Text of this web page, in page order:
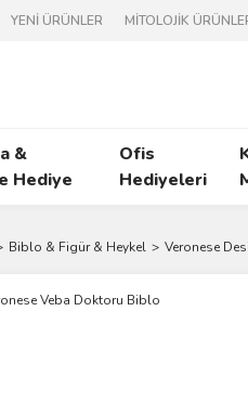
YENİ ÜRÜNLER MİTOLOJİK
&
Hediye
Ofis
Hediyeleri
Biblo & Figür & Heykel Veronese